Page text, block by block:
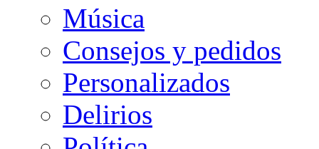
Música
Consejos y pedidos
Personalizados
Delirios